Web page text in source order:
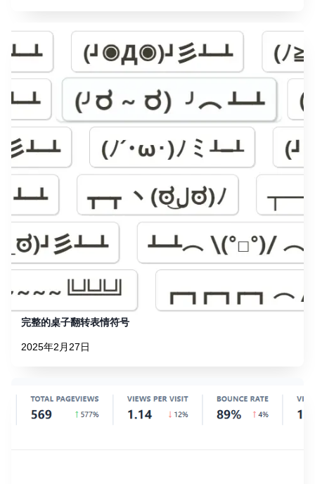
完整的桌子翻转表情符号
2025年2月27日